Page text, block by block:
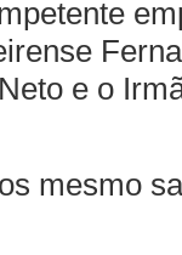
e o
mesmo